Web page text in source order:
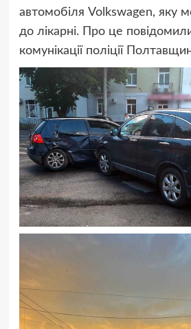
автомобіля Volkswagen, яку
до лікарні. Про це повідомили
комунікації поліції